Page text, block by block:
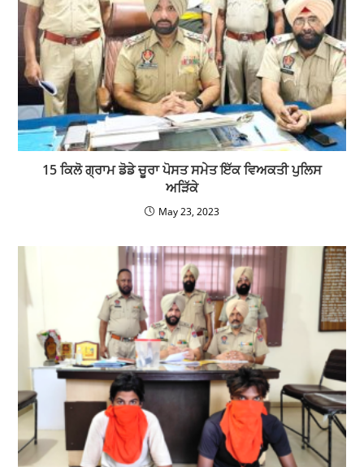
15 ਕਿਲੋ ਗ੍ਰਾਮ ਡੋਡੇ ਚੂਰਾ ਪੋਸਤ ਸਮੇਤ ਇੱਕ ਵਿਅਕਤੀ ਪੁਲਿਸ
ਅੜਿੱਕੇ
May 23, 2023